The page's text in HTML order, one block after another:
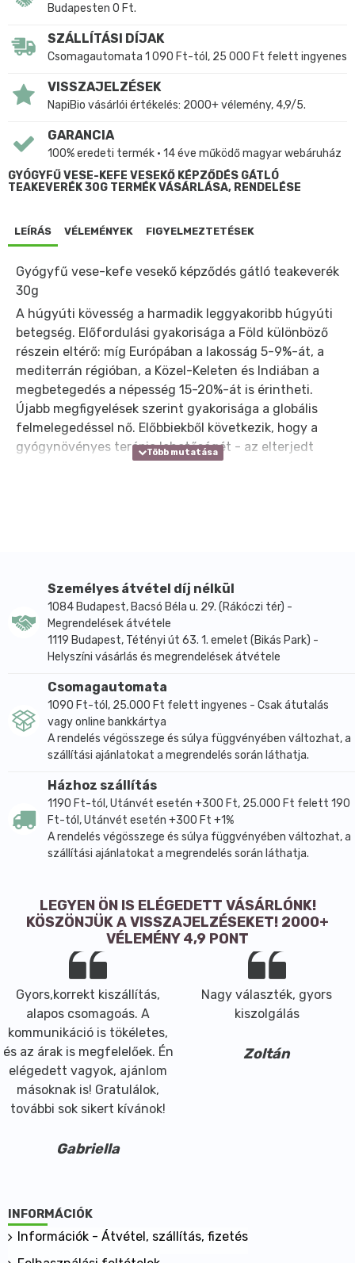
Budapesten 0 Ft.
SZÁLLÍTÁSI DÍJAK
Csomagautomata 1 090 Ft-tól, 25 000 Ft felett ingyenes
VISSZAJELZÉSEK
NapiBio vásárlói értékelés: 2000+ vélemény, 4,9/5.
GARANCIA
100% eredeti termék • 14 éve működő magyar webáruház
GYÓGYFŰ VESE-KEFE VESEKŐ KÉPZŐDÉS GÁTLÓ
TEAKEVERÉK 30G TERMÉK VÁSÁRLÁSA, RENDELÉSE
LEÍRÁS VÉLEMÉNYEK FIGYELMEZTETÉSEK
Gyógyfű vese-kefe vesekő képződés gátló teakeverék
30g
A húgyúti kövesség a harmadik leggyakoribb húgyúti
betegség. Előfordulási gyakorisága a Föld különböző
részein eltérő: míg Európában a lakosság 5-9%-át, a
mediterrán régióban, a Közel-Keleten és Indiában a
megbetegedés a népesség 15-20%-át is érintheti.
Újabb megfigyelések szerint gyakorisága a globális
felmelegedéssel nő. Előbbiekből következik, hogy a
gyógynövényes terápia lehetőségét - az elterjedt
népgyógyászati alkalmazás és tapasztalatok alapján-
ponton összeér. A vizelethajtás, a vizeletmennyiség
növelése közvetve kedvező hatású, mert ily módon
megakadályozható a baktériumok megtelepedése,
túlzott elszaporodása a húgyutakban. A szakirodalom
szerint többek között a porcikafüvet, (Herniariae
találták terápiás célra alkalmasnak. Főként
laboratóriumi (in vitro) és állatkísérleteket végeztek,
de a hibiszkuszvirág esetében egy 36 fővel elvégzett
humán kísérlet is igazolja a hatást. A teakeverék ezen
vesekövességért túlnyomó részben (75-90%) felelős
kálcium-oxalát kristályokat. Vízhajtó és
antibakteriális, gyulladáscsökkentő tulajdonságú
növények. A keverékben legnagyobb arányú porcikafű
az előző kiadású magyar (Ph Hg VII.)
gyógyszer-kódexben és az osztrák
gyógyszerkönyvben található meg. A kőképződés
csökkentő hatást a porcikafűnél magyar szakkönyv is
leírja (Halmai, J.-Novák, I.: Farmakognózia. Medicina
Könyvkiadó, Budapest 1963).
Javasolt fogyasztása: 1 kávéskanál 250 ml forró
vízhez, 5 perc állás után fogyasztandó, naponta 2-3
alkalommal.
Személyes átvétel díj nélkül
1084 Budapest, Bacsó Béla u. 29. (Rákóczi tér) -
Megrendelések átvétele
1119 Budapest, Tétényi út 63. 1. emelet (Bikás Park) -
Helyszíni vásárlás és megrendelések átvétele
Csomagautomata
1090 Ft-tól, 25.000 Ft felett ingyenes - Csak átutalás
vagy online bankkártya
A rendelés végösszege és súlya függvényében változhat, a
szállítási ajánlatokat a megrendelés során láthatja.
Házhoz szállítás
1190 Ft-tól, Utánvét esetén +300 Ft, 25.000 Ft felett 190
Ft-tól, Utánvét esetén +300 Ft +1%
A rendelés végösszege és súlya függvényében változhat, a
szállítási ajánlatokat a megrendelés során láthatja.
LEGYEN ÖN IS ELÉGEDETT VÁSÁRLÓNK!
KÖSZÖNJÜK A VISSZAJELZÉSEKET! 2000+
VÉLEMÉNY 4,9 PONT
Gyors,korrekt kiszállítás,
alapos csomagoás. A
kommunikáció is tökéletes,
és az árak is megfelelőek. Én
elégedett vagyok, ajánlom
másoknak is! Gratulálok,
további sok sikert kívánok!
Gabriella
Nagy választék, gyors
kiszolgálás
Zoltán
INFORMÁCIÓK
Információk - Átvétel, szállítás, fizetés